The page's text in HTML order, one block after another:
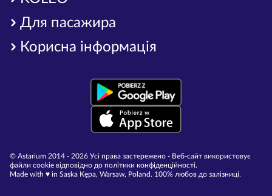
Для пасажира
Корисна інформація
© Astarium 2014 - 2026 Усі права застережено - Веб-сайт використовує
файли cookie відповідно до політики конфіденційності.
Made with ♥︎ in Saska Kępa, Warsaw, Poland. 100% любов до залізниці.